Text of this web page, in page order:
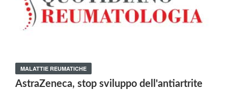
MALATTIE REUMATICHE
AstraZeneca, stop sviluppo dell'antiartrite